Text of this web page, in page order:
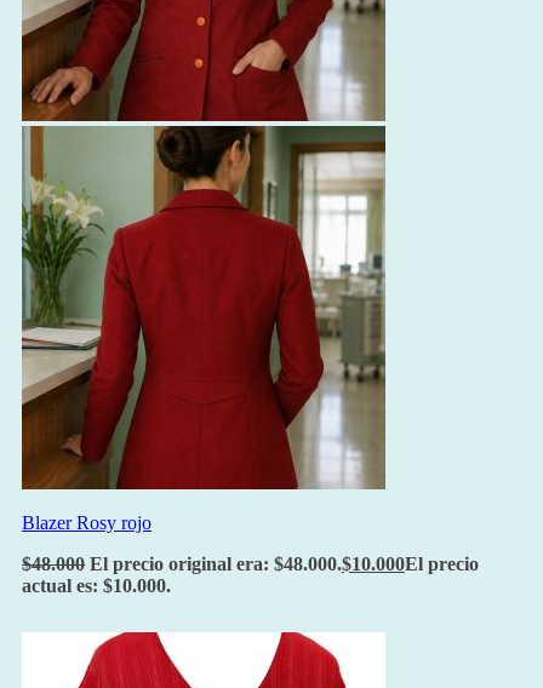
Blazer Rosy rojo
$48.000 El precio original era: $48.000.$10.000El precio
actual es: $10.000.